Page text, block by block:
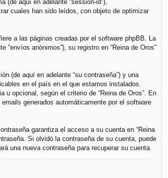
(de aquí en adelante “session-id”),
cuales han sido leídos, con objeto de optimizar
a las páginas creadas por el software phpBB. La
anónimos”), su registro en “Reina de Oros”
(de aquí en adelante “su contraseña”) y una
en el país en el que estamos instalados.
u opcional, según el criterio de “Reina de Oros”. En
generados automáticamente por el software
garantiza el acceso a su cuenta en “Reina
Si olvidó la contraseña de su cuenta, puede
una nueva contraseña para recuperar su cuenta.